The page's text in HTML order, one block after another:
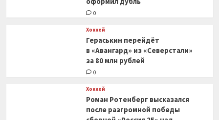
0
Хоккей
Гераськин перейдёт
в «Авангард» из «Северстали»
за 80 млн рублей
0
Хоккей
Роман Ротенберг высказался
после разгромной победы